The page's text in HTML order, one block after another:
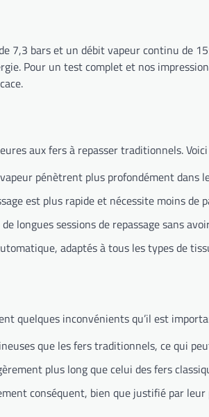
7,3 bars et un débit vapeur continu de
Pour un test complet et nos
aux fers à repasser traditionnels.
pénètrent plus profondément
est plus rapide et nécessite moins de
longues sessions de repassage sans
adaptés à tous les types de
quelques inconvénients qu’il est
que les fers traditionnels, ce qui
plus long que celui des fers
conséquent, bien que justifié par leur